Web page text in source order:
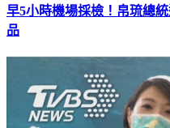
早5小時機場採檢！帛琉總
品